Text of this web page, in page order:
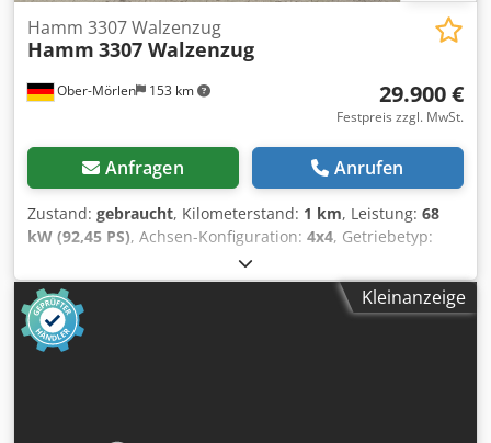
Ober-Mörlen 153 km
Hamm 3307 Walzenzug
Hamm 3307 Walzenzug
29.900 €
Festpreis zzgl. MwSt.
Anfragen Anrufen
Zustand: gebraucht, Kilometerstand: 1 km, Leistung: 68
kW (92,45 PS), Achsen-Konfiguration: 4x4, Getriebetyp:
, zGG: 7.000 kg Wenden Sie
sich an Emal Jaweed, um weitere Informationen zu
erhalten. Walzenzug / steamroller, Hamm 3307, Baujahr /
Year built: 2009, Betriebsstunden / working hours: 5622h,
Länge / length:4680mm, Breite / width: 2100mm, Höhe /
Kleinanzeige